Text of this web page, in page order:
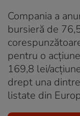
Compania a
bursieră de
pentru o
169,8 lei/
drept una
listate din